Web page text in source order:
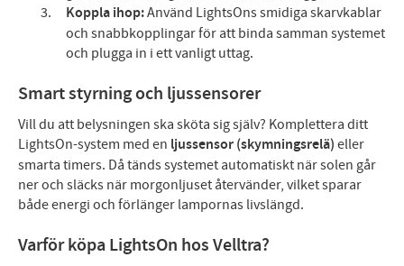
Koppla ihop:Använd LightsOns smidiga skarvkablar
och snabbkopplingar för att binda samman systemet
och plugga in i ett vanligt uttag.
Smart styrning och ljussensorer
Vill du att belysningen ska sköta sig själv? Komplettera ditt
LightsOn-system med en ljussensor (skymningsrelä) eller
smarta timers. Då tänds systemet automatiskt när solen går
ner och släcks när morgonljuset återvänder, vilket sparar
både energi och förlänger lampornas livslängd.
Varför köpa LightsOn hos Velltra?